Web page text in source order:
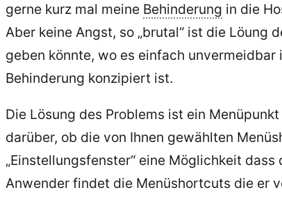
gerne kurz mal meine Behinderung in die
Aber keine Angst, so „brutal“ ist die Löung
geben könnte, wo es einfach
Behinderung konzipiert ist.
Die Lösung des Problems ist ein
darüber, ob die von Ihnen gewählten
„Einstellungsfenster“ eine Möglichkeit
Anwender findet die Menüshortcuts die er